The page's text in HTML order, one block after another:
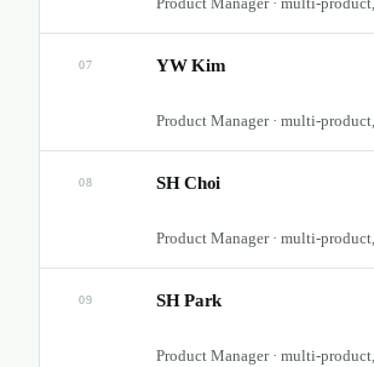
07 YW Kim
Product Manager · multi-
08 SH Choi
Product Manager · multi-
09 SH Park
Product Manager · multi-